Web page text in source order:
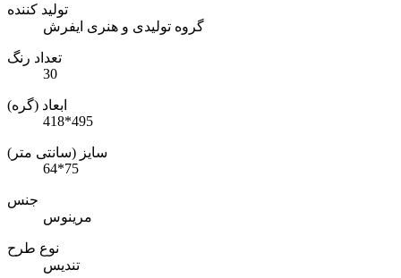
تولید کننده
گروه تولیدی و هنری ایفرش
تعداد رنگ
30
ابعاد (گره)
418*495
سایز (سانتی متر)
64*75
جنس
مرینوس
نوع طرح
تندیس